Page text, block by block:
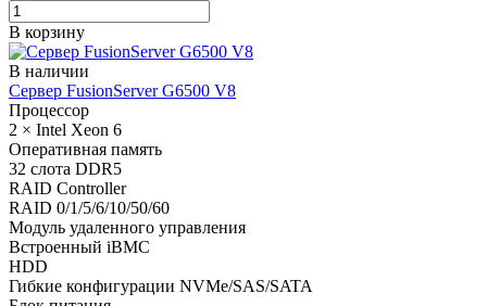
В корзину
В наличии
Сервер FusionServer G6500 V8
Процессор
2 × Intel Xeon 6
Оперативная память
32 слота DDR5
RAID Controller
RAID 0/1/5/6/10/50/60
Модуль удаленного управления
Встроенный iBMC
HDD
Гибкие конфигурации NVMe/SAS/SATA